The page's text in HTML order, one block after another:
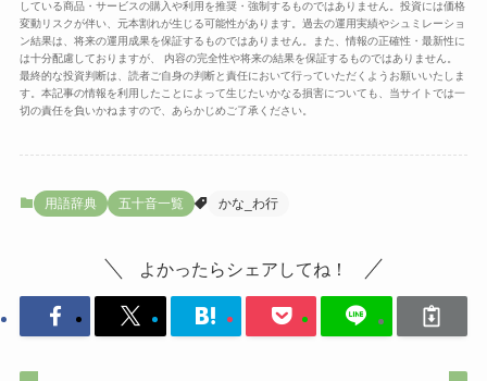
している商品・サービスの購入や利用を推奨・強制するものではありません。投資には価格
変動リスクが伴い、元本割れが生じる可能性があります。過去の運用実績やシュミレーショ
ン結果は、将来の運用成果を保証するものではありません。また、情報の正確性・最新性に
は十分配慮しておりますが、 内容の完全性や将来の結果を保証するものではありません。
最終的な投資判断は、読者ご自身の判断と責任において行っていただくようお願いいたしま
す。本記事の情報を利用したことによって生じたいかなる損害についても、当サイトでは一
切の責任を負いかねますので、あらかじめご了承ください。
用語辞典 五十音一覧 かな_わ行
よかったらシェアしてね！